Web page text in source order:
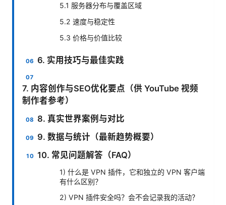
5.1 服务器分布与覆盖区域
5.2 速度与稳定性
5.3 价格与价值比较
6. 实用技巧与最佳实践
7. 内容创作与SEO优化要点（供 YouTube 视频
制作者参考）
8. 真实世界案例与对比
9. 数据与统计（最新趋势概要）
10. 常见问题解答（FAQ）
1) 什么是 VPN 插件，它和独立的 VPN 客户端
有什么区别？
2) VPN 插件安全吗？会不会记录我的活动？